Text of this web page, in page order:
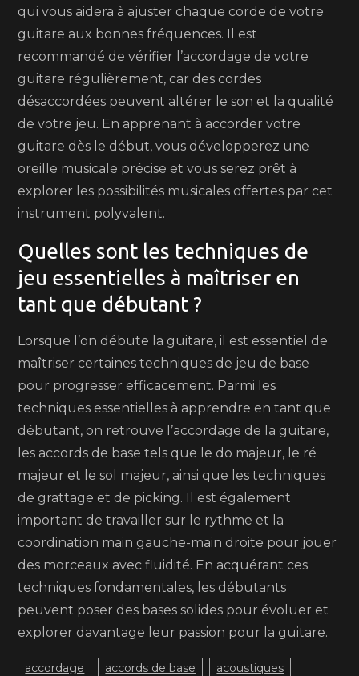
qui vous aidera à ajuster chaque corde de votre
guitare aux bonnes fréquences. Il est
recommandé de vérifier l’accordage de votre
guitare régulièrement, car des cordes
désaccordées peuvent altérer le son et la qualité
de votre jeu. En apprenant à accorder votre
guitare dès le début, vous développerez une
oreille musicale précise et vous serez prêt à
explorer les possibilités musicales offertes par cet
instrument polyvalent.
Quelles sont les techniques de
jeu essentielles à maîtriser en
tant que débutant ?
Lorsque l’on débute la guitare, il est essentiel de
maîtriser certaines techniques de jeu de base
pour progresser efficacement. Parmi les
techniques essentielles à apprendre en tant que
débutant, on retrouve l’accordage de la guitare,
les accords de base tels que le do majeur, le ré
majeur et le sol majeur, ainsi que les techniques
de grattage et de picking. Il est également
important de travailler sur le rythme et la
coordination main gauche-main droite pour jouer
des morceaux avec fluidité. En acquérant ces
techniques fondamentales, les débutants
peuvent poser des bases solides pour évoluer et
explorer davantage leur passion pour la guitare.
accordage accords de base acoustiques